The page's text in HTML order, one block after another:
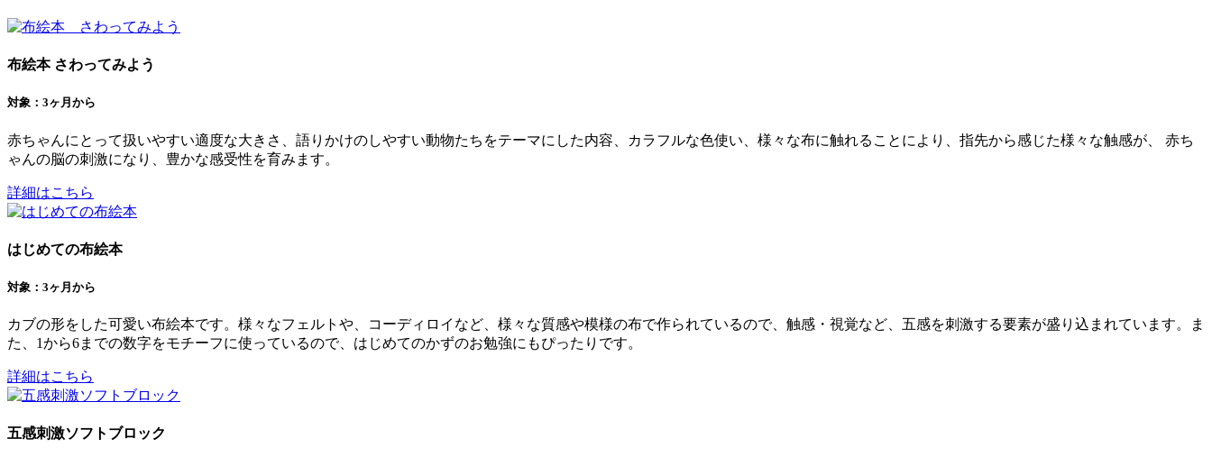
布絵本 さわってみよう
対象：3ヶ月から
赤ちゃんにとって扱いやすい適度な大きさ、語りかけのしやすい動物たちをテーマにした内容、カラフルな色使い、様々な布に触れることにより、指先から感じた様々な触感が、 赤ち
ゃんの脳の刺激になり、豊かな感受性を育みます。
詳細はこちら
はじめての布絵本
対象：3ヶ月から
カブの形をした可愛い布絵本です。様々なフェルトや、コーディロイなど、様々な質感や模様の布で作られているので、触感・視覚など、五感を刺激する要素が盛り込まれています。ま
た、1から6までの数字をモチーフに使っているので、はじめてのかずのお勉強にもぴったりです。
詳細はこちら
五感刺激ソフトブロック